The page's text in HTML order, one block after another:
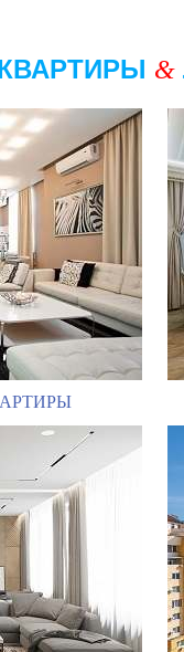
&